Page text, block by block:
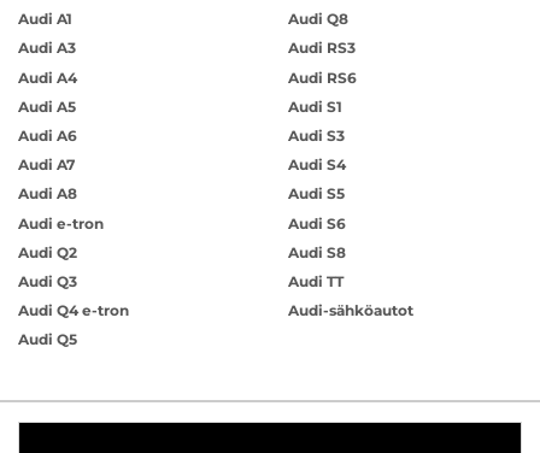
Audi A1
Audi A3
Audi A4
Audi A5
Audi A6
Audi A7
Audi A8
Audi e-tron
Audi Q2
Audi Q3
Audi Q4 e-tron
Audi Q5
Audi Q8
Audi RS3
Audi RS6
Audi S1
Audi S3
Audi S4
Audi S5
Audi S6
Audi S8
Audi TT
Audi-sähköautot